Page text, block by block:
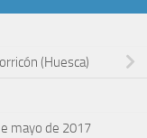
(Huesca)
mayo de 2017